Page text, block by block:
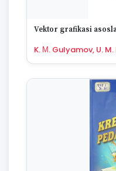
Vektor grafikasi
K. М. Gulyamov, U.